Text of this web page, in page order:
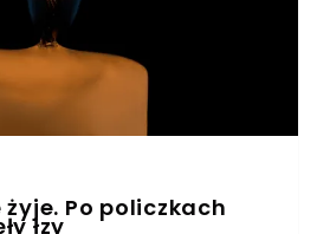
Po policzkach
łzy